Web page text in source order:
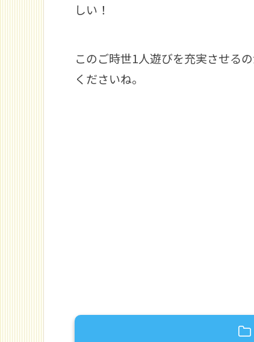
しい！
このご時世1人遊びを充実させる
くださいね。